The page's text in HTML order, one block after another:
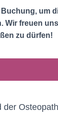
Buchung, um
Wir freuen uns
zu dürfen!